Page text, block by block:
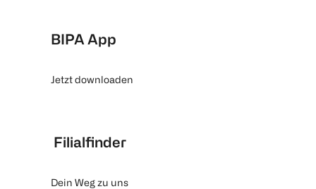
BIPA App
Jetzt downloaden
Filialfinder
Dein Weg zu uns